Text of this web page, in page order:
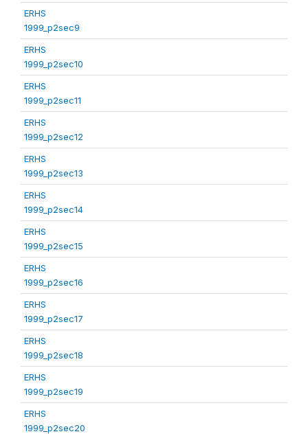
ERHS
1999_p2sec9
ERHS
1999_p2sec10
ERHS
1999_p2sec11
ERHS
1999_p2sec12
ERHS
1999_p2sec13
ERHS
1999_p2sec14
ERHS
1999_p2sec15
ERHS
1999_p2sec16
ERHS
1999_p2sec17
ERHS
1999_p2sec18
ERHS
1999_p2sec19
ERHS
1999_p2sec20